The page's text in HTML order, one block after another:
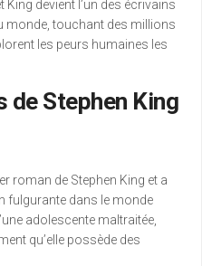
King devient l’un des écrivains
monde, touchant des millions
les peurs humaines les
Stephen King
roman de Stephen King et a
fulgurante dans le monde
adolescente maltraitée,
qu’elle possède des